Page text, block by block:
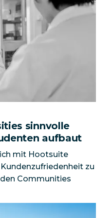
sinnvolle
aufbaut
mit Hootsuite
zu
Communities